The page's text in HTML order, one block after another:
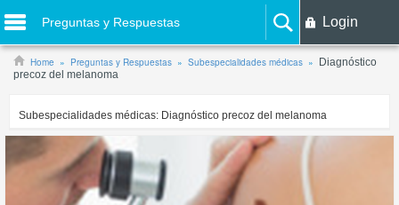
Preguntas y Respuestas Login
Home Preguntas y Respuestas Subespecialidades médicas
Diagnóstico
precoz del melanoma
Subespecialidades médicas: Diagnóstico precoz del melanoma